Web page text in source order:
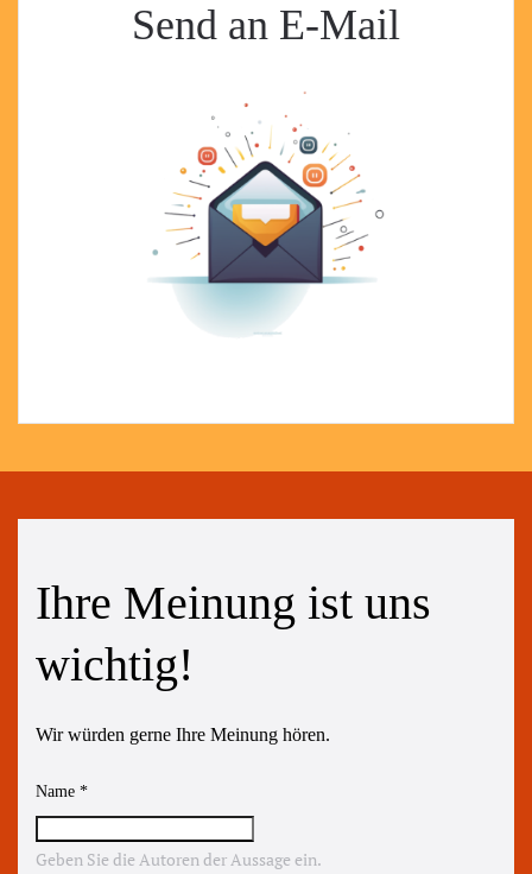
Send an E-Mail
Ihre Meinung ist uns
wichtig!
Wir würden gerne Ihre Meinung hören.
Name *
Geben Sie die Autoren der Aussage ein.